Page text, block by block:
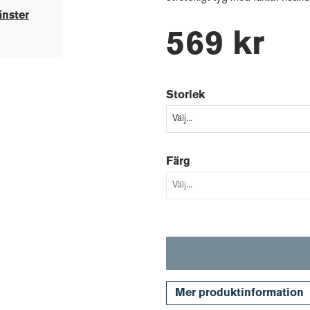
569 kr
Storlek
Färg
Mer produktinformation